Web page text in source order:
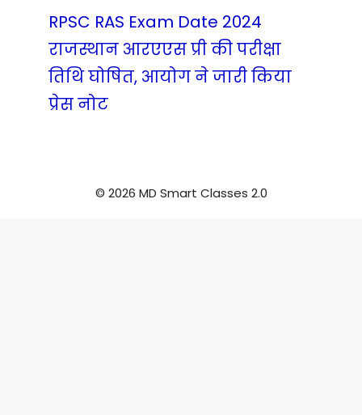
RPSC RAS Exam Date 2024
राजस्थान आरएएस प्री की परीक्षा
तिथि घोषित, आयोग ने जारी किया
प्रेस नोट
© 2026 MD Smart Classes 2.0